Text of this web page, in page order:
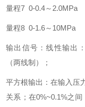
量程7 0-0.4～2.0MPa
量程8 0-1.6～10MPa
输出信号：线性输出
（两线制）；
平方根输出：在输入压
关系；在0%~0.1%之